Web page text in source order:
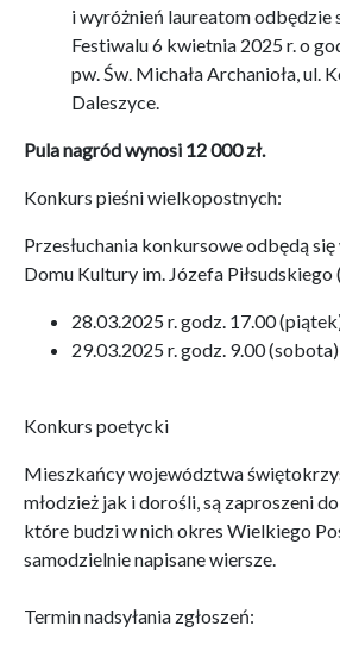
i wyróżnień laureatom odbędzie
Festiwalu 6 kwietnia 2025 r. o
pw. Św. Michała Archanioła, ul.
Daleszyce.
Pula nagród wynosi 12 000 zł.
Konkurs pieśni wielkopostnych:
Przesłuchania konkursowe odbędą
Domu Kultury im. Józefa Piłsudskiego
28.03.2025 r. godz. 17.00
29.03.2025 r. godz. 9.00 (sobota)
Konkurs poetycki
Mieszkańcy województwa
młodzież jak i dorośli, są zaproszeni
które budzi w nich okres Wielkiego
samodzielnie napisane wiersze.
Termin nadsyłania zgłoszeń: